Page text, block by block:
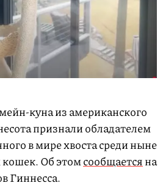
куна из американского
признали обладателем
в мире хвоста среди ныне
Об этомсообщаетсяна
Гиннесса.